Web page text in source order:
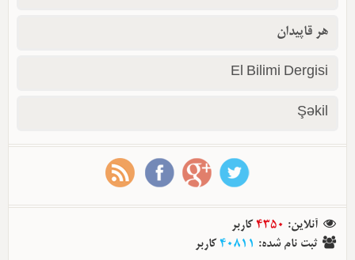
هر قاپیدان
El Bilimi Dergisi
Şəkil
آنلاین:
4350 کاربر
ثبت نام شده:
40811 کاربر